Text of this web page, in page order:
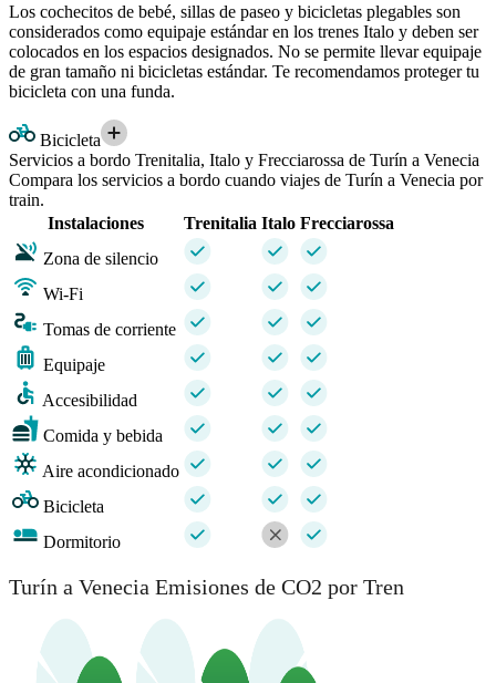
Los cochecitos de bebé, sillas de paseo y bicicletas plegables son
considerados como equipaje estándar en los trenes Italo y deben ser
colocados en los espacios designados. No se permite llevar equipaje
de gran tamaño ni bicicletas estándar. Te recomendamos proteger tu
bicicleta con una funda.
Bicicleta
Servicios a bordo Trenitalia, Italo y Frecciarossa de Turín a Venecia
Compara los servicios a bordo cuando viajes de Turín a Venecia por
train.
Instalaciones
Trenitalia Italo Frecciarossa
Zona de silencio
Wi-Fi
Tomas de corriente
Equipaje
Accesibilidad
Comida y bebida
Aire acondicionado
Bicicleta
Dormitorio
Turín a Venecia Emisiones de CO2 por Tren